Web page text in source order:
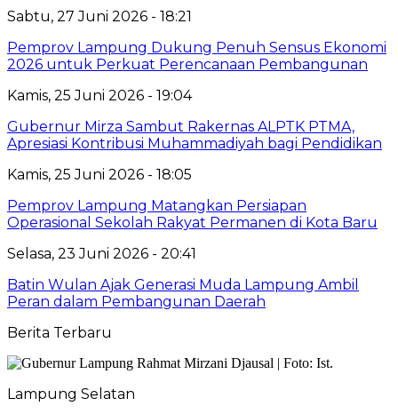
Sabtu, 27 Juni 2026 - 18:21
Pemprov Lampung Dukung Penuh Sensus Ekonomi
2026 untuk Perkuat Perencanaan Pembangunan
Kamis, 25 Juni 2026 - 19:04
Gubernur Mirza Sambut Rakernas ALPTK PTMA,
Apresiasi Kontribusi Muhammadiyah bagi Pendidikan
Kamis, 25 Juni 2026 - 18:05
Pemprov Lampung Matangkan Persiapan
Operasional Sekolah Rakyat Permanen di Kota Baru
Selasa, 23 Juni 2026 - 20:41
Batin Wulan Ajak Generasi Muda Lampung Ambil
Peran dalam Pembangunan Daerah
Berita Terbaru
Lampung Selatan